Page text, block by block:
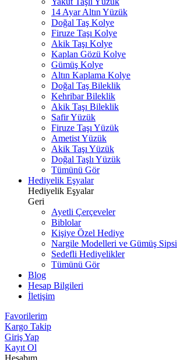
14 Ayar Altın Yüzük
Doğal Taş Kolye
Firuze Taşı Kolye
Akik Taşı Kolye
Kaplan Gözü Kolye
Gümüş Kolye
Altın Kaplama Kolye
Doğal Taş Bileklik
Kehribar Bileklik
Akik Taşı Bileklik
Safir Yüzük
Firuze Taşı Yüzük
Ametist Yüzük
Akik Taşı Yüzük
Doğal Taşlı Yüzük
Tümünü Gör
Hediyelik Eşyalar
Hediyelik Eşyalar
Geri
Ayetli Çerçeveler
Biblolar
Kişiye Özel Hediye
Nargile Modelleri ve Gümüş Sipsi
Sedefli Hediyelikler
Tümünü Gör
Blog
Hesap Bilgileri
İletişim
Favorilerim
Kargo Takip
Giriş Yap
Kayıt Ol
Hesabım